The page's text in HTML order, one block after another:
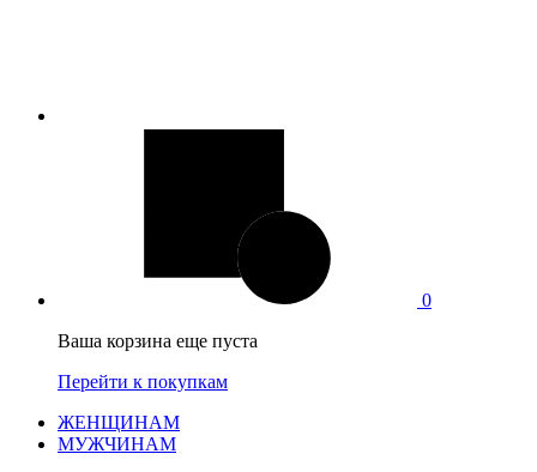
0
Ваша корзина еще пуста
Перейти к покупкам
ЖЕНЩИНАМ
МУЖЧИНАМ